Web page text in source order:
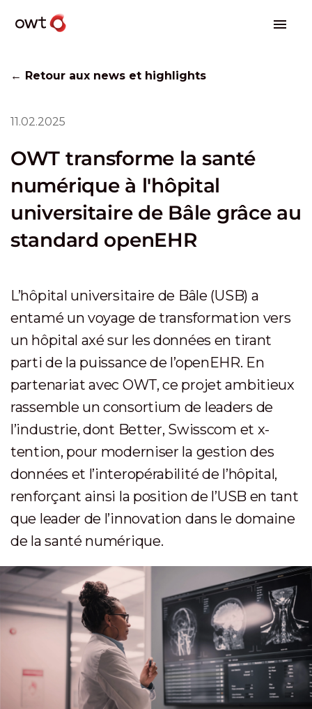
← Retour aux news et highlights
11.02.2025
OWT transforme la santé
numérique à l'hôpital
universitaire de Bâle grâce au
standard openEHR
L’hôpital universitaire de Bâle (USB) a
entamé un voyage de transformation vers
un hôpital axé sur les données en tirant
parti de la puissance de l’openEHR. En
partenariat avec OWT, ce projet ambitieux
rassemble un consortium de leaders de
l’industrie, dont Better, Swisscom et x-
tention, pour moderniser la gestion des
données et l’interopérabilité de l’hôpital,
renforçant ainsi la position de l’USB en tant
que leader de l’innovation dans le domaine
de la santé numérique.